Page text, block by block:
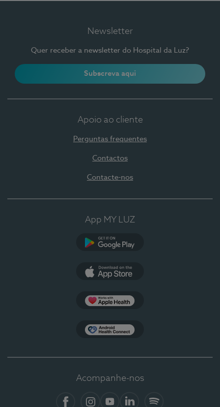
Newsletter
Quer receber a newsletter do Hospital da Luz?
Subscreva aqui
Apoio ao cliente
Perguntas frequentes
Contactos
Contacte-nos
App MY LUZ
Acompanhe-nos